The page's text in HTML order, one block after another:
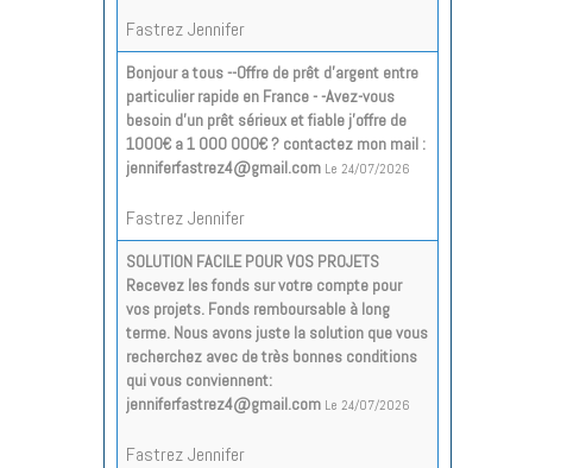
Fastrez Jennifer
Bonjour a tous --Offre de prêt d'argent entre
particulier rapide en France - -Avez-vous
besoin d'un prêt sérieux et fiable j'offre de
1000€ a 1 000 000€ ? contactez mon mail :
jenniferfastrez4@gmail.com Le 24/07/2026
Fastrez Jennifer
SOLUTION FACILE POUR VOS PROJETS
Recevez les fonds sur votre compte pour
vos projets. Fonds remboursable à long
terme. Nous avons juste la solution que vous
recherchez avec de très bonnes conditions
qui vous conviennent:
jenniferfastrez4@gmail.com Le 24/07/2026
Fastrez Jennifer